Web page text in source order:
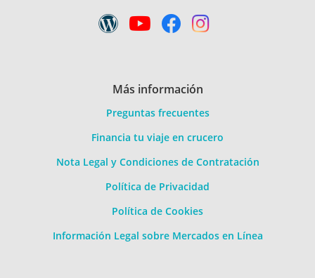
Más información
Preguntas frecuentes
Financia tu viaje en crucero
Nota Legal y Condiciones de Contratación
Política de Privacidad
Política de Cookies
Información Legal sobre Mercados en Línea